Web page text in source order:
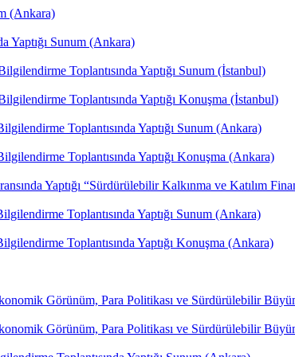
(Ankara)
Yaptığı Sunum (Ankara)
Toplantısında Yaptığı Sunum (İstanbul)
Toplantısında Yaptığı Konuşma (İstanbul)
Toplantısında Yaptığı Sunum (Ankara)
Toplantısında Yaptığı Konuşma (Ankara)
Yaptığı “Sürdürülebilir Kalkınma ve Katılım
Toplantısında Yaptığı Sunum (Ankara)
Toplantısında Yaptığı Konuşma (Ankara)
Görünüm, Para Politikası ve Sürdürülebilir
Görünüm, Para Politikası ve Sürdürülebilir